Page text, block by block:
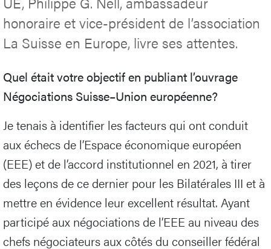
honoraire et vice-président de l’association
La Suisse en Europe, livre ses attentes.
Quel était votre objectif en publiant l’ouvrage
Négociations Suisse–Union européenne?
Je tenais à identifier les facteurs qui ont conduit
aux échecs de l’Espace économique européen
(EEE) et de l’accord institutionnel en 2021, à tirer
des leçons de ce dernier pour les Bilatérales III et à
mettre en évidence leur excellent résultat. Ayant
participé aux négociations de l’EEE au niveau des
chefs négociateurs aux côtés du conseiller fédéral